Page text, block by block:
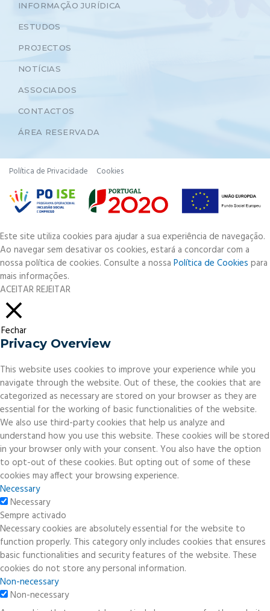
INFORMAÇÃO JURÍDICA
ESTUDOS
PROJECTOS
NOTÍCIAS
ASSOCIADOS
CONTACTOS
ÁREA RESERVADA
Política de Privacidade Cookies
Este site utiliza cookies para ajudar a sua experiência de navegação.
Ao navegar sem desativar os cookies, estará a concordar com a
nossa política de cookies. Consulte a nossa Política de Cookies para
mais informações.
ACEITARREJEITAR
Fechar
Privacy Overview
This website uses cookies to improve your experience while you
navigate through the website. Out of these, the cookies that are
categorized as necessary are stored on your browser as they are
essential for the working of basic functionalities of the website.
We also use third-party cookies that help us analyze and
understand how you use this website. These cookies will be stored
in your browser only with your consent. You also have the option
to opt-out of these cookies. But opting out of some of these
cookies may affect your browsing experience.
Necessary
Necessary
Sempre activado
Necessary cookies are absolutely essential for the website to
function properly. This category only includes cookies that ensures
basic functionalities and security features of the website. These
cookies do not store any personal information.
Non-necessary
Non-necessary